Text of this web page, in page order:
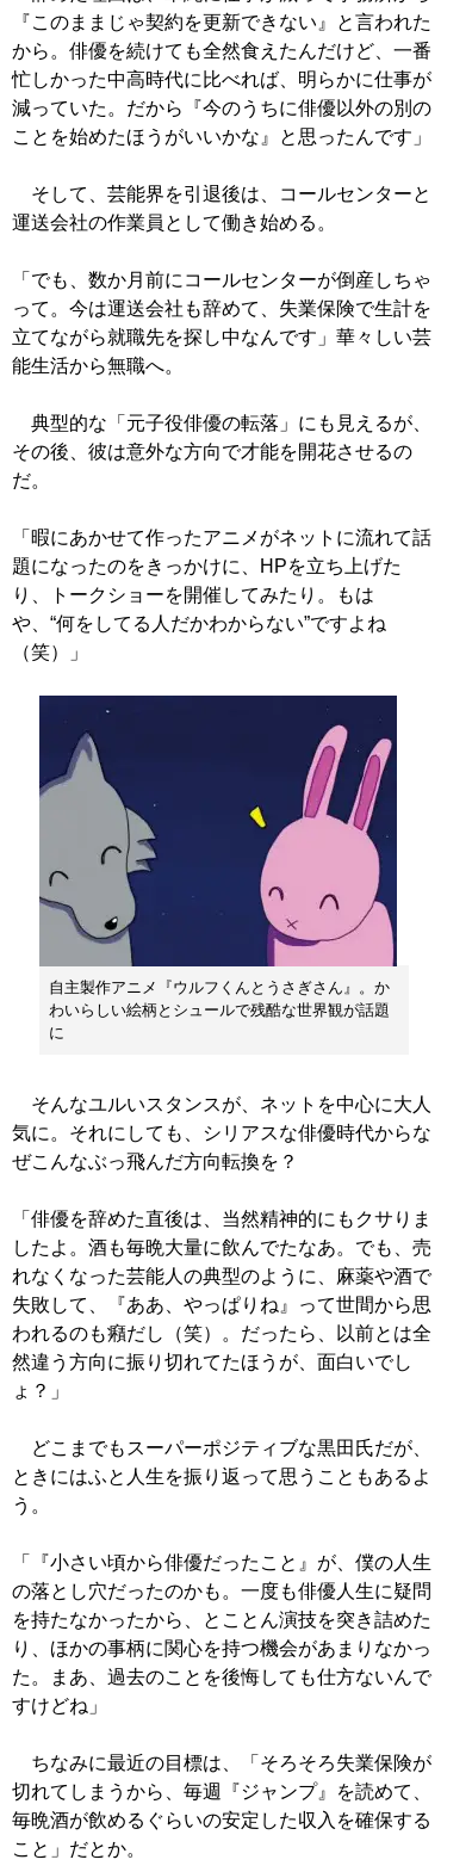
『このままじゃ契約を更新できない』と言われた
から。俳優を続けても全然食えたんだけど、一番
忙しかった中高時代に比べれば、明らかに仕事が
減っていた。だから『今のうちに俳優以外の別の
ことを始めたほうがいいかな』と思ったんです」
そして、芸能界を引退後は、コールセンターと
運送会社の作業員として働き始める。
「でも、数か月前にコールセンターが倒産しちゃ
って。今は運送会社も辞めて、失業保険で生計を
立てながら就職先を探し中なんです」華々しい芸
能生活から無職へ。
典型的な「元子役俳優の転落」にも見えるが、
その後、彼は意外な方向で才能を開花させるの
だ。
「暇にあかせて作ったアニメがネットに流れて話
題になったのをきっかけに、HPを立ち上げた
り、トークショーを開催してみたり。もは
や、“何をしてる人だかわからない”ですよね
（笑）」
自主製作アニメ『ウルフくんとうさぎさん』。か
わいらしい絵柄とシュールで残酷な世界観が話題
に
そんなユルいスタンスが、ネットを中心に大人
気に。それにしても、シリアスな俳優時代からな
ぜこんなぶっ飛んだ方向転換を？
「俳優を辞めた直後は、当然精神的にもクサりま
したよ。酒も毎晩大量に飲んでたなあ。でも、売
れなくなった芸能人の典型のように、麻薬や酒で
失敗して、『ああ、やっぱりね』って世間から思
われるのも癪だし（笑）。だったら、以前とは全
然違う方向に振り切れてたほうが、面白いでし
ょ？」
どこまでもスーパーポジティブな黒田氏だが、
ときにはふと人生を振り返って思うこともあるよ
う。
「『小さい頃から俳優だったこと』が、僕の人生
の落とし穴だったのかも。一度も俳優人生に疑問
を持たなかったから、とことん演技を突き詰めた
り、ほかの事柄に関心を持つ機会があまりなかっ
た。まあ、過去のことを後悔しても仕方ないんで
すけどね」
ちなみに最近の目標は、「そろそろ失業保険が
切れてしまうから、毎週『ジャンプ』を読めて、
毎晩酒が飲めるぐらいの安定した収入を確保する
こと」だとか。